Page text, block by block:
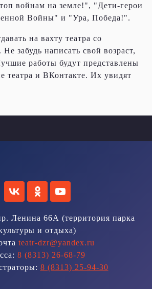
войнам на земле!", "Дети-герои
Войны" и "Ура, Победа!".
на вахту театра со
забудь написать свой возраст,
работы будут представлены
театра и ВКонтакте. Их увидят
Ленина 66А (территория парка
и отдыха)
teatr-dzr@yandex.ru
8 (8313) 26-68-79
8 (8313) 25-94-30